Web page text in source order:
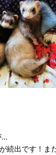
…
続出です！ま